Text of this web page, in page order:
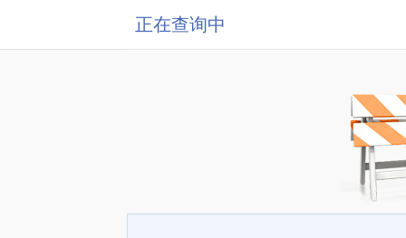
正在查询中